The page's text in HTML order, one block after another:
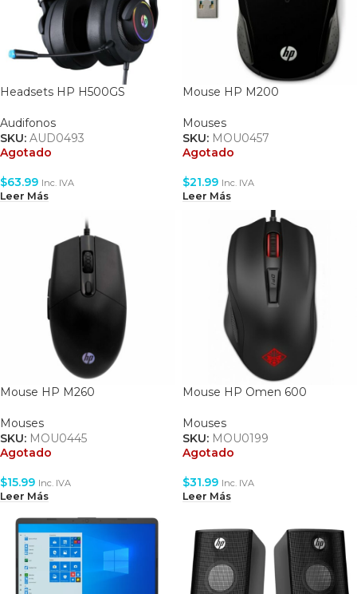
Headsets HP H500GS
Audifonos
SKU: AUD0493
Agotado
$63.99 Inc. IVA
Leer Más
Mouse HP M200
Mouses
SKU: MOU0457
Agotado
$21.99 Inc. IVA
Leer Más
Mouse HP M260
Mouses
SKU: MOU0445
Agotado
$15.99 Inc. IVA
Leer Más
Mouse HP Omen 600
Mouses
SKU: MOU0199
Agotado
$31.99 Inc. IVA
Leer Más